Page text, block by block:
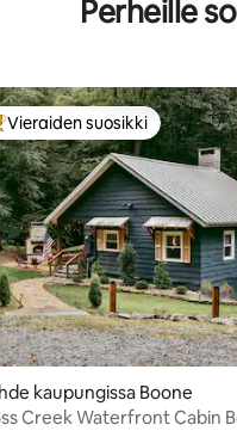
Perheille
4,97/5, 133 arvostelua
suosikkien
Vieraiden suosikki
kaupungissa Boone
Creek Waterfront Cabin